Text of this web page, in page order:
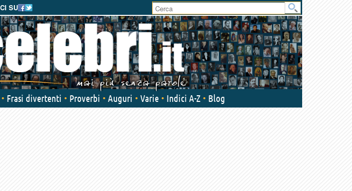
SU
Frasi divertenti Proverbi Auguri Varie Indici A-Z Blog